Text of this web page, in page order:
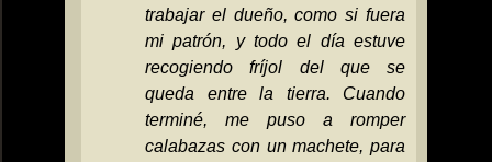
trabajar el dueño, como si fuera
mi patrón, y todo el día estuve
recogiendo fríjol del que se
queda entre la tierra. Cuando
terminé, me puso a romper
calabazas con un machete, para